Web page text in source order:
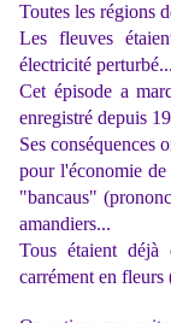
Toutes les régions
Les fleuves
électricité perturbé...
Cet épisode a
enregistré depuis
Ses conséquences
pour l'économie
"bancaus"
amandiers...
Tous étaient
carrément en